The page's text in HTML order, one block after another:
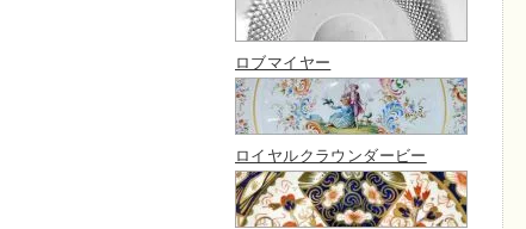
ロブマイヤー
ロイヤルクラウンダービー